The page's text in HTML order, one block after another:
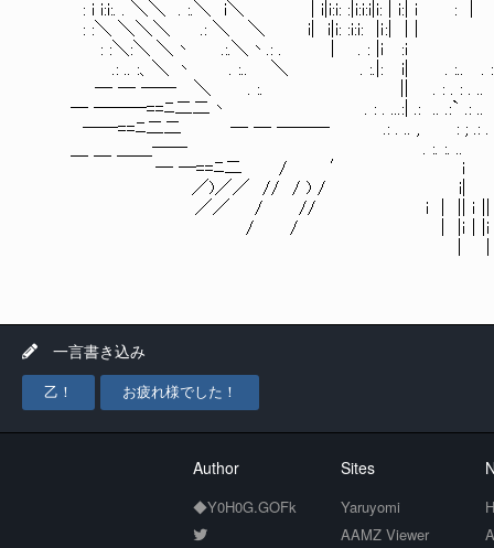
: i i:i:. . ＼＼ . :.＼ i＼ | i|i:i: :|i:i:i|i: |
: :＼ ＼＼＼ .: ＼ ＼ i| i|i: :i:i:
: :＼:＼ ＼丶 .:.＼丶.: . | .
.: .. :、＼ 丶 . :.. ＼ . :.|: i| .
─ ─ ── ＼ . :. || . : . : .
─ ───==ﾆ二二丶 . : . ...:| .: .. .:` .: ..
──==ﾆ二二 ─ ─ ─── .: . .. , : ; .: . ''
＿ ＿ ＿＿── . :. :. .. :.:.
─ ─==ﾆ二 / ′
／)／／ // / ) / i|
／／ / // i | || ｉ || ＼(
/ / | |ｉ | |ｉ 丶
一言書き込み
乙！ お疲れ様でした！
Author
◆Y0H0G.GOFk
Sites
Yaruyomi
AAMZ Viewer